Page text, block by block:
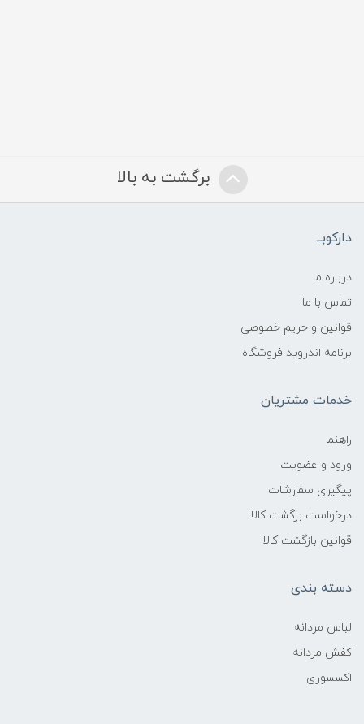
برگشت به بالا
دارکوبــ
درباره ما
تماس با ما
قوانین و حریم خصوصی
برنامه اندروید فروشگاه
خدمات مشتریان
راهنما
ورود و عضویت
پیگیری سفارشات
درخواست برگشت کالا
قوانین بازگشت کالا
دسته بندی
لباس مردانه
کفش مردانه
اکسسوری